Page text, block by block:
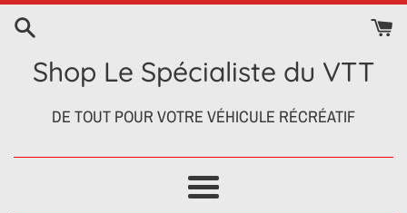
Passer
contenuShop Le Spécialiste du VTT
DE TOUT POUR VOTRE VÉHICULE RÉCRÉATIF
Menu